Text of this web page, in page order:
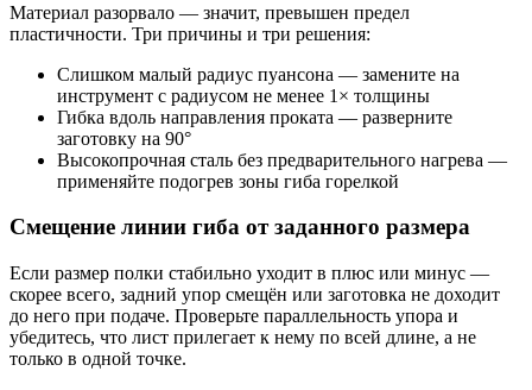
Материал разорвало — значит, превышен предел
пластичности. Три причины и три решения:
Слишком малый радиус пуансона — замените на
инструмент с радиусом не менее 1× толщины
Гибка вдоль направления проката — разверните
заготовку на 90°
Высокопрочная сталь без предварительного нагрева —
применяйте подогрев зоны гиба горелкой
Смещение линии гиба от заданного размера
Если размер полки стабильно уходит в плюс или минус —
скорее всего, задний упор смещён или заготовка не доходит
до него при подаче. Проверьте параллельность упора и
убедитесь, что лист прилегает к нему по всей длине, а не
только в одной точке.